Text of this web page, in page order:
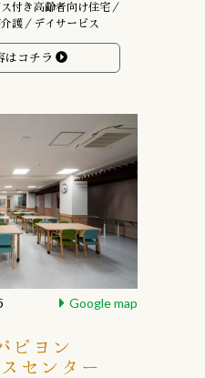
付き高齢者向け住宅／
護／デイサービス
はコチラ
Google map
ピヨン
センター